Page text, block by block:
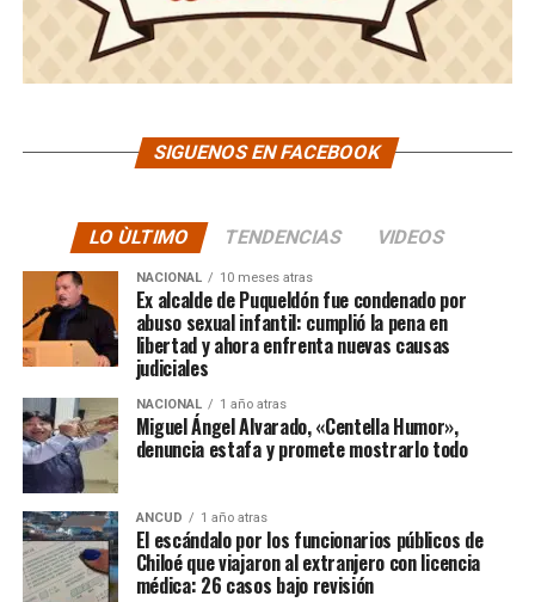
SIGUENOS EN FACEBOOK
LO ÙLTIMO TENDENCIAS VIDEOS
NACIONAL 10 meses atras
Ex alcalde de Puqueldón fue condenado por
abuso sexual infantil: cumplió la pena en
libertad y ahora enfrenta nuevas causas
judiciales
NACIONAL 1 año atras
Miguel Ángel Alvarado, «Centella Humor»,
denuncia estafa y promete mostrarlo todo
ANCUD 1 año atras
El escándalo por los funcionarios públicos de
Chiloé que viajaron al extranjero con licencia
médica: 26 casos bajo revisión